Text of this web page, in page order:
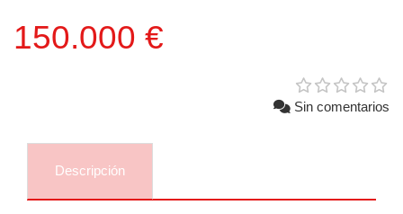
150.000 €
Sin comentarios
Descripción